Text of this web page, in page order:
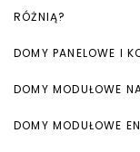
RÓŻNIĄ?
DOMY PANELOWE I
DOMY MODUŁOWE
DOMY MODUŁOWE